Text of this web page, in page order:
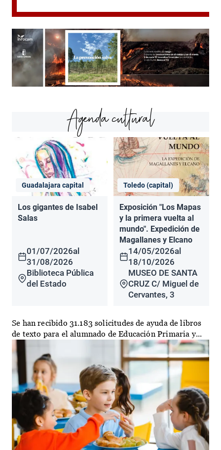
Agenda cultural
Guadalajara capital
Los gigantes de Isabel
Salas
01/07/2026al
31/08/2026
Biblioteca Pública
del Estado
Toledo (capital)
Exposición "Los Mapas
y la primera vuelta al
mundo". Expedición de
Magallanes y Elcano
14/05/2026al
18/10/2026
MUSEO DE SANTA
CRUZ C/ Miguel de
Cervantes, 3
Se han recibido 31.183 solicitudes de ayuda de libros
de texto para el alumnado de Educación Primaria y...